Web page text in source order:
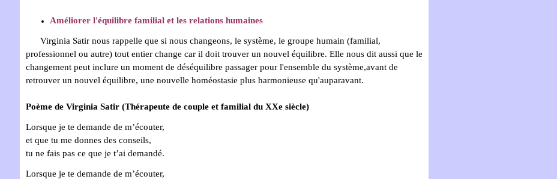
Améliorer l'équilibre familial et les relations humaines
Virginia Satir nous rappelle que si nous changeons, le système, le groupe humain (familial,
professionnel ou autre) tout entier change car il doit trouver un nouvel équilibre. Elle nous dit aussi que le
changement peut inclure un moment de déséquilibre passager pour l'ensemble du système,avant de
retrouver un nouvel équilibre, une nouvelle homéostasie plus harmonieuse qu'auparavant.
Poème de Virginia Satir (Thérapeute de couple et familial du XXe siècle)
Lorsque je te demande de m’écouter,
et que tu me donnes des conseils,
tu ne fais pas ce que je t’ai demandé.
Lorsque je te demande de m’écouter,